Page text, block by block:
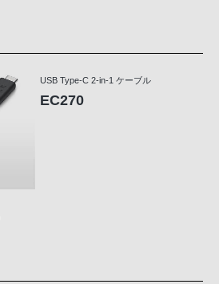
USB Type-C 2-in-1 ケーブル
EC270